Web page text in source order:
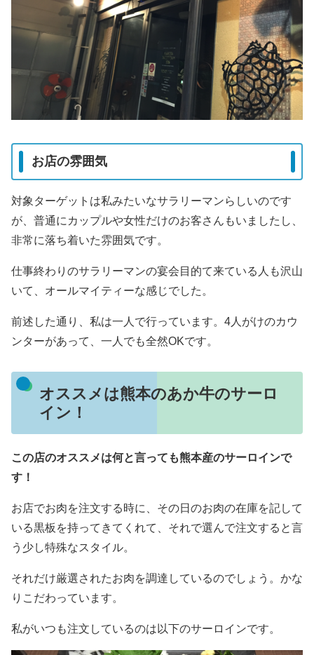
お店の雰囲気
対象ターゲットは私みたいなサラリーマンらしいのです
が、普通にカップルや女性だけのお客さんもいましたし、
非常に落ち着いた雰囲気です。
仕事終わりのサラリーマンの宴会目的て来ている人も沢山
いて、オールマイティーな感じでした。
前述した通り、私は一人で行っています。4人がけのカウ
ンターがあって、一人でも全然OKです。
オススメは熊本のあか牛のサーロ
イン！
この店のオススメは何と言っても熊本産のサーロインで
す！
お店でお肉を注文する時に、その日のお肉の在庫を記して
いる黒板を持ってきてくれて、それで選んで注文すると言
う少し特殊なスタイル。
それだけ厳選されたお肉を調達しているのでしょう。かな
りこだわっています。
私がいつも注文しているのは以下のサーロインです。